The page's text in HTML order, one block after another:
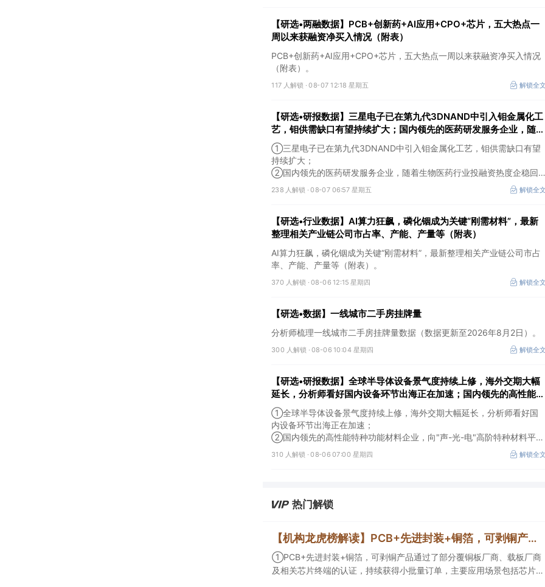
【研选•两融数据】PCB+创新药+AI应用+CPO+芯片，五大热点一
周以来获融资净买入情况（附表）
PCB+创新药+AI应用+CPO+芯片，五大热点一周以来获融资净买入情况
（附表）。
117 人解锁 ·08-07 12:18 星期五 解锁全
【研选•研报数据】三星电子已在第九代3DNAND中引入钼金属化工
艺，钼供需缺口有望持续扩大；国内领先的医药研发服务企业，随着
生物医药行业投融资热度企稳回暖，后续实验室业务的毛利拐点值得
期待
①三星电子已在第九代3DNAND中引入钼金属化工艺，钼供需缺口有望
持续扩大；
②国内领先的医药研发服务企业，随着生物医药行业投融资热度企稳回
暖，后续实验室业务的毛利拐点值得期待。
238 人解锁 ·08-07 06:57 星期五 解锁全
【研选•行业数据】AI算力狂飙，磷化铟成为关键“刚需材料”，最新
整理相关产业链公司市占率、产能、产量等（附表）
AI算力狂飙，磷化铟成为关键“刚需材料”，最新整理相关产业链公司市占
率、产能、产量等（附表）。
370 人解锁 ·08-06 12:15 星期四 解锁全
【研选•数据】一线城市二手房挂牌量
分析师梳理一线城市二手房挂牌量数据（数据更新至2026年8月2日）。
300 人解锁 ·08-06 10:04 星期四 解锁全
【研选•研报数据】全球半导体设备景气度持续上修，海外交期大幅
延长，分析师看好国内设备环节出海正在加速；国内领先的高性能特
种功能材料企业，向"声-光-电"高阶特种材料平台跨越，打开成长空
间
①全球半导体设备景气度持续上修，海外交期大幅延长，分析师看好国
内设备环节出海正在加速；
②国内领先的高性能特种功能材料企业，向"声-光-电"高阶特种材料平台
跨越，打开成长空间。
310 人解锁 ·08-06 07:00 星期四 解锁全
热门解锁
【机构龙虎榜解读】PCB+先进封装+铜箔，可剥铜产品通过了部分覆铜板厂商、载板厂商及相关芯片终端的认证，持续获得小批量订单，主要应用场景包括芯片封装光模块用PCB，机构大额净买入这家公司
①PCB+先进封装+铜箔，可剥铜产品通过了部分覆铜板厂商、载板厂商
及相关芯片终端的认证，持续获得小批量订单，主要应用场景包括芯片封